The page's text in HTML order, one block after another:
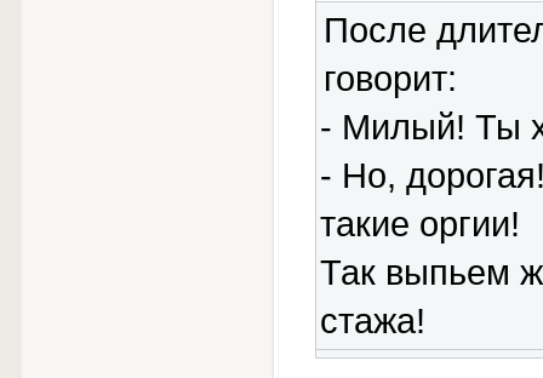
После
говорит:
- Милый! Ты
- Hо,
такие оргии!
Так выпьем
стажа!